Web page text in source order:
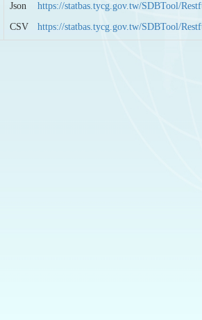
Json
https://statbas.tycg.gov.tw/SDBTool/
CSV
https://statbas.tycg.gov.tw/SDBTool/